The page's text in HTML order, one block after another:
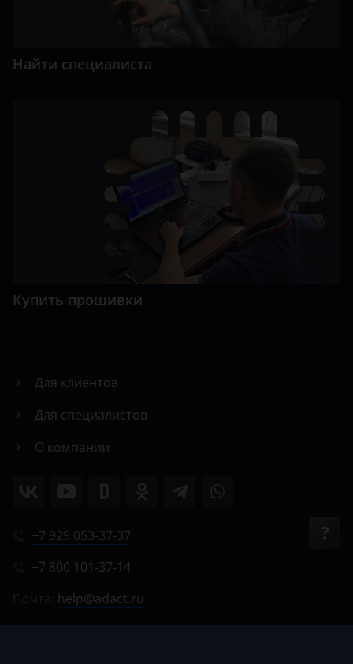
Найти специалиста
Купить прошивки
Для клиентов
Для специалистов
О компании
+7 929 053-37-37
+7 800 101-37-14
help@adact.ru